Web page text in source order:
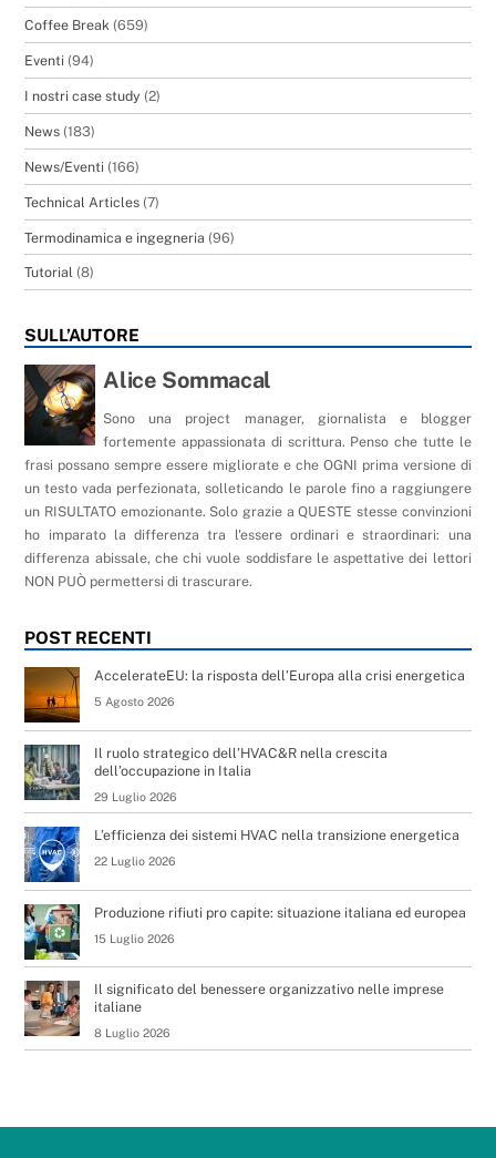
Coffee Break (659)
Eventi (94)
I nostri case study (2)
News (183)
News/Eventi (166)
Technical Articles (7)
Termodinamica e ingegneria (96)
Tutorial (8)
SULL’AUTORE
Alice Sommacal
Sono una project manager, giornalista e blogger
fortemente appassionata di scrittura. Penso che tutte le
frasi possano sempre essere migliorate e che OGNI prima versione di
un testo vada perfezionata, solleticando le parole fino a raggiungere
un RISULTATO emozionante. Solo grazie a QUESTE stesse convinzioni
ho imparato la differenza tra l'essere ordinari e straordinari: una
differenza abissale, che chi vuole soddisfare le aspettative dei lettori
NON PUÒ permettersi di trascurare.
POST RECENTI
AccelerateEU: la risposta dell’Europa alla crisi energetica
5 Agosto 2026
Il ruolo strategico dell’HVAC&R nella crescita
dell’occupazione in Italia
29 Luglio 2026
L’efficienza dei sistemi HVAC nella transizione energetica
22 Luglio 2026
Produzione rifiuti pro capite: situazione italiana ed europea
15 Luglio 2026
Il significato del benessere organizzativo nelle imprese
italiane
8 Luglio 2026